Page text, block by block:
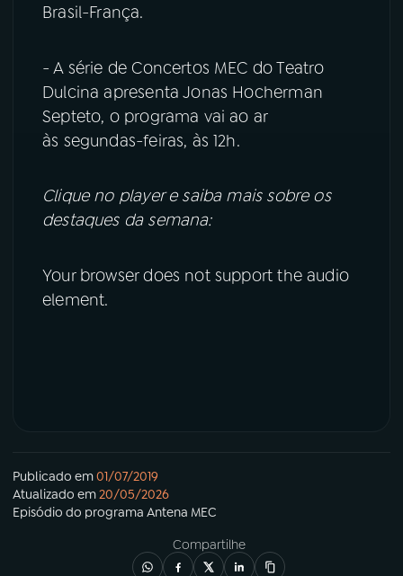
Brasil-França.
- A série de Concertos MEC do Teatro
Dulcina apresenta Jonas Hocherman
Septeto, o programa vai ao ar
às segundas-feiras, às 12h.
Clique no player e saiba mais sobre os
destaques da semana:
Your browser does not support the audio
element.
Publicado em01/07/2019
Atualizado em20/05/2026
Episódio do programa Antena MEC
Compartilhe